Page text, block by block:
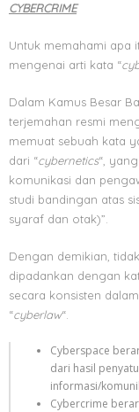
CYBERCRIME
Untuk memahami apa
mengenai arti kata “
Dalam Kamus Besar
terjemahan resmi
memuat sebuah kata
dari “cybernetics“,
komunikasi dan
studi bandingan atas
syaraf dan otak)”.
Dengan demikian,
dipadankan dengan
secara konsisten
“cyberlaw“.
Cyberspace
dari hasil
informasi/
Cybercrime